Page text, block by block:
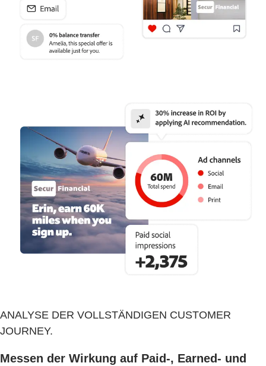
ANALYSE DER VOLLSTÄNDIGEN CUSTOMER
JOURNEY.
Messen der Wirkung auf Paid-, Earned- und